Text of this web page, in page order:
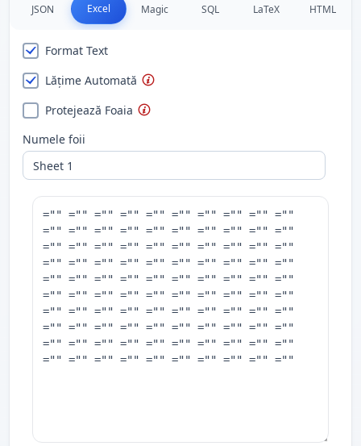
JSON Excel Magic SQL LaTeX HTML
Format Text
Lățime Automată
Protejează Foaia
Numele foii